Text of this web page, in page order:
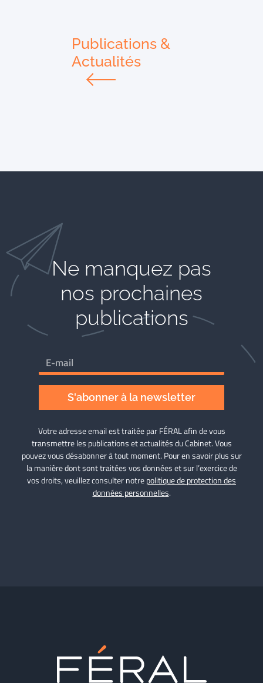
Publications &
Actualités
Ne manquez pas
nos prochaines
publications
S'abonner à la newsletter
Votre adresse email est traitée par FÉRAL afin de vous
transmettre les publications et actualités du Cabinet. Vous
pouvez vous désabonner à tout moment. Pour en savoir plus sur
la manière dont sont traitées vos données et sur l’exercice de
vos droits, veuillez consulter notrepolitique de protection des
données personnelles.